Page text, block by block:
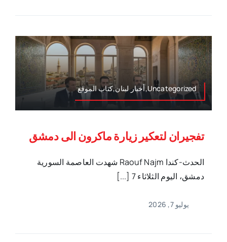
Uncategorized,أخبار لبنان,كتاب الموقع
تفجيران لتعكير زيارة ماكرون الى دمشق
الحدث-كندا Raouf Najm شهدت العاصمة السورية
دمشق، اليوم الثلاثاء 7 [...]
يوليو 7, 2026